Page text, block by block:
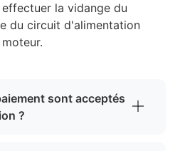
la vidange du
du circuit d'alimentation
sont acceptés
?